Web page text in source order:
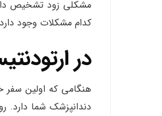
مشکلی زود تشخیص
کدام مشکلات وجود
در
هنگامی که اولین
دندانپزشک شما دارد.